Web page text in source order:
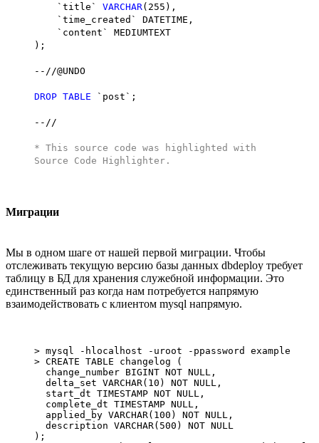
`title` VARCHAR(255),
`time_created` DATETIME,
`content` MEDIUMTEXT
);
--//@UNDO
DROP TABLE `post`;
--//
* This source code was highlighted with
Source Code Highlighter .
Миграции
Мы в одном шаге от нашей первой миграции. Чтобы
отслеживать текущую версию базы данных dbdeploy требует
таблицу в БД для хранения служебной информации. Это
единственный раз когда нам потребуется напрямую
взаимодействовать с клиентом mysql напрямую.
> mysql -hlocalhost -uroot -ppassword example
> CREATE TABLE changelog (
  change_number BIGINT NOT NULL,
  delta_set VARCHAR(10) NOT NULL,
  start_dt TIMESTAMP NOT NULL,
  complete_dt TIMESTAMP NULL,
  applied_by VARCHAR(100) NOT NULL,
  description VARCHAR(500) NOT NULL
);